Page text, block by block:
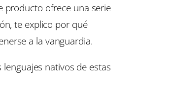
producto ofrece una serie
te explico por qué
a la vanguardia.
nativos de estas